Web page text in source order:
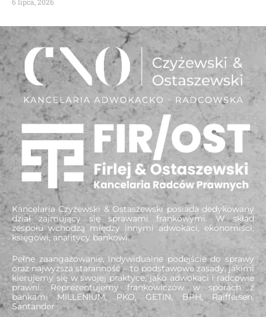
6 lipca, 2026
Kancelaria Czyżewski & Ostaszewski posiada dedykowany
dział zajmujący się sprawami frankowymi. W skład
zespołu wchodzą między innymi adwokaci, ekonomiści,
księgowi, analitycy bankowi.
Pełne zaangażowanie, indywidualne podejście do sprawy
oraz najwyższa staranność – to podstawowe zasady, jakimi
kierujemy się w swojej praktyce, jako adwokaci i radcowie
prawni. Reprezentujemy frankowiczów w sporach z
bankami MILLENIUM, PKO, GETIN, BPH, Raiffeisen,
Santander .